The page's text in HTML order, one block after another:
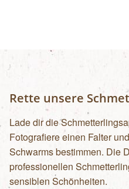
Rette unsere
Lade dir die
Fotografiere einen Falter
Schwarms bestimmen. Die
professionellen
sensiblen Schönheiten.